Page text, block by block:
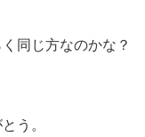
同じ方なのかな？
う。